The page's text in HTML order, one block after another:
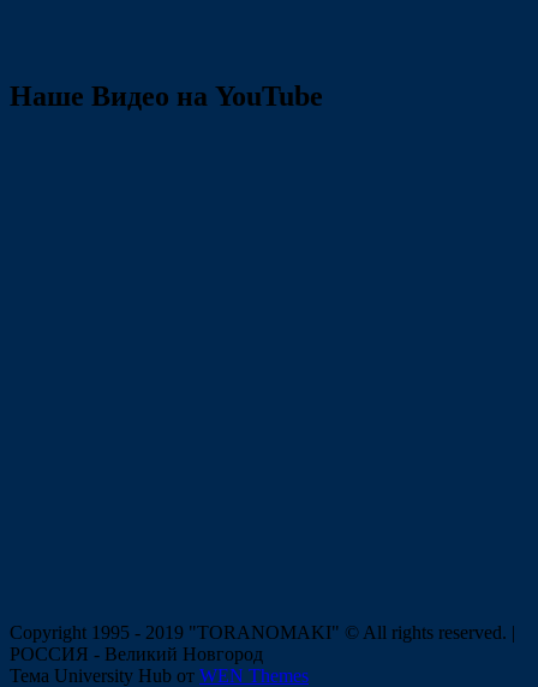
Наше Видео на YouTube
Copyright 1995 - 2019 "TORANOMAKI" © All rights reserved. |
РОССИЯ - Великий Новгород
Тема University Hub от WEN Themes